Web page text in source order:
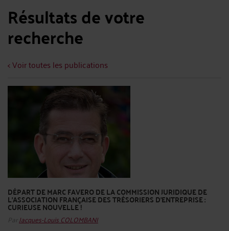
Résultats de votre
recherche
< Voir toutes les publications
DÉPART DE MARC FAVERO DE LA COMMISSION JURIDIQUE DE
L'ASSOCIATION FRANÇAISE DES TRÉSORIERS D'ENTREPRISE :
CURIEUSE NOUVELLE !
Par Jacques-Louis COLOMBANI